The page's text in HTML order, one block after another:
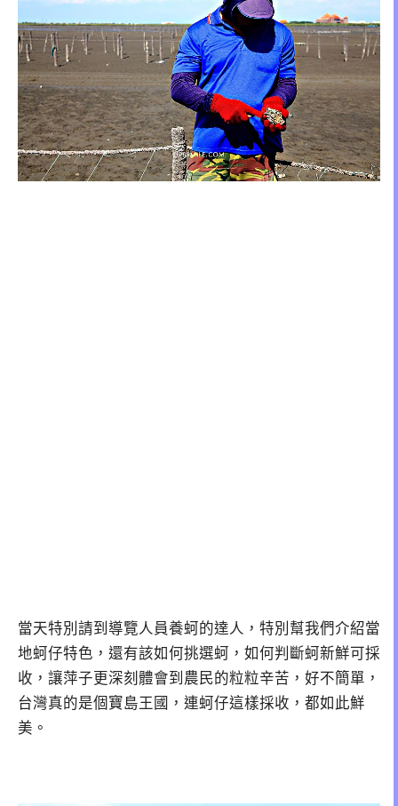
當天特別請到導覽人員養蚵的達人，特別幫我們介紹當
地蚵仔特色，還有該如何挑選蚵，如何判斷蚵新鮮可採
收，讓萍子更深刻體會到農民的粒粒辛苦，好不簡單，
台灣真的是個寶島王國，連蚵仔這樣採收，都如此鮮
美。